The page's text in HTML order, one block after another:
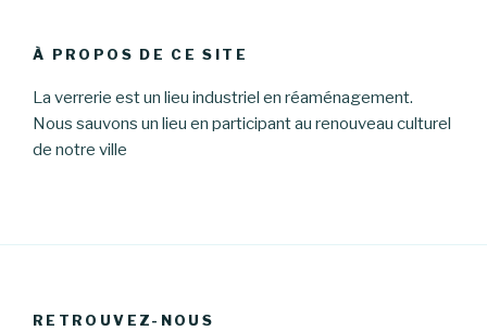
À PROPOS DE CE SITE
La verrerie est un lieu industriel en réaménagement.
Nous sauvons un lieu en participant au renouveau culturel
de notre ville
RETROUVEZ-NOUS